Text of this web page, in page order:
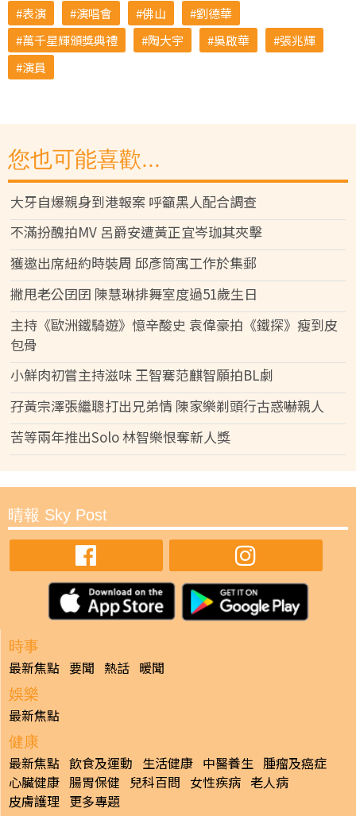
表演 演唱會 佛山
劉德華
萬千星輝頒獎典禮
陶大宇 吳啟華
張兆輝
演員
您也可能喜歡...
大牙自爆親身到港報案 呼籲黑人配合調查
不滿扮醜拍MV 呂爵安遭黃正宜岑珈其夾擊
獲邀出席紐約時裝周 邱彥筒寓工作於集郵
撇甩老公囝囝 陳慧琳排舞室度過51歲生日
主持《歐洲鐵騎遊》憶辛酸史 袁偉豪拍《鐵探》瘦到皮
包骨
小鮮肉初嘗主持滋味 王智騫范麒智願拍BL劇
孖黃宗澤張繼聰打出兄弟情 陳家樂剃頭行古惑嚇親人
苦等兩年推出Solo 林智樂恨奪新人獎
晴報 Sky Post
時事
最新焦點 要聞 熱話 暖聞
娛樂
最新焦點
健康
最新焦點 飲食及運動 生活健康 中醫養生 腫瘤及癌症
心臟健康 腸胃保健 兒科百問 女性疾病 老人病
皮膚護理 更多專題